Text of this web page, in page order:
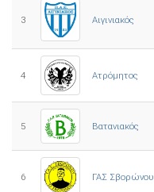
3 Αιγινιακός
4 Ατρόμητος
5 Βατανιακός
6 ΓΑΣ Σβορώνου